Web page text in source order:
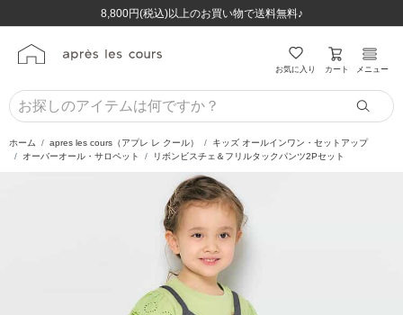
8,800円(税込)以上のお買い物で送料無料♪
ほぼ全品半額！！8/12(水)お昼12:59まで！！
8,800円(税込)以上のお買い物で送料無料♪
ほぼ全品半額！！8/12(水)お昼12:59まで！！
お気に入り カート メニュー
ホーム apres les cours（アプレ レ クール）
キッズ オールインワン・セットアップ
オーバーオール・サロペット
リボンビスチェ＆フリルタックパンツ2Pセット